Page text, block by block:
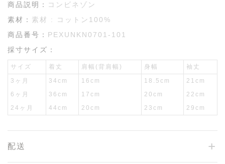
商品説明：
コンビネゾン
素材： 素材 : コットン100%
商品番号： PEXUNKN0701-101
採寸サイズ：
サイズ 着丈 肩幅(背肩幅) 身幅
袖丈
3ヶ月
34cm 16cm 18.5cm
21cm
6ヶ月
36cm 17cm 20cm
22cm
24ヶ月
44cm 20cm 23cm 29cm
配送